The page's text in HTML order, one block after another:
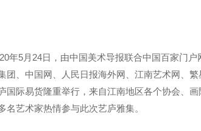
年5月24日，由中国美术导报联合中国百家门
团、中国网、人民日报海外网、江南艺术网、
国际易货隆重举行，来自江南地区各个协会、
名艺术家热情参与此次艺庐雅集。